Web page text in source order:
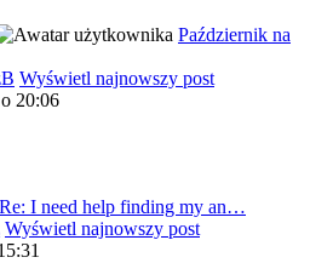
Październik na
Wyświetl najnowszy post
20:06
Re: I need help finding my an…
Wyświetl najnowszy post